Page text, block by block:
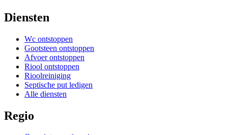
Diensten
Wc ontstoppen
Gootsteen ontstoppen
Afvoer ontstoppen
Riool ontstoppen
Rioolreiniging
Septische put ledigen
Alle diensten
Regio